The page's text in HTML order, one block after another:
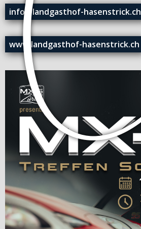
info@landgasthof-hasenstrick.ch
www.landgasthof-hasenstrick.ch